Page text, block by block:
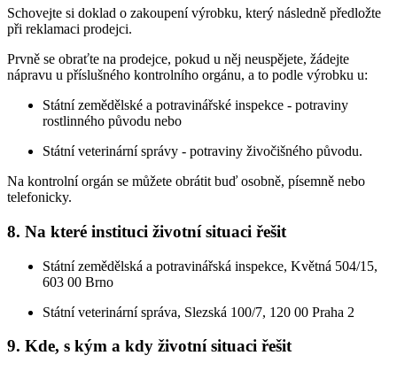
Schovejte si doklad o zakoupení výrobku, který následně předložte
při reklamaci prodejci.
Prvně se obraťte na prodejce, pokud u něj neuspějete, žádejte
nápravu u příslušného kontrolního orgánu, a to podle výrobku u:
Státní zemědělské a potravinářské inspekce - potraviny
rostlinného původu nebo
Státní veterinární správy - potraviny živočišného původu.
Na kontrolní orgán se můžete obrátit buď osobně, písemně nebo
telefonicky.
8. Na které instituci životní situaci řešit
Státní zemědělská a potravinářská inspekce, Květná 504/15,
603 00 Brno
Státní veterinární správa, Slezská 100/7, 120 00 Praha 2
9. Kde, s kým a kdy životní situaci řešit